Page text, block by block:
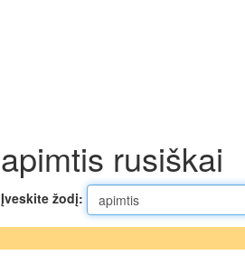
apimtis rusiškai
Įveskite žodį: